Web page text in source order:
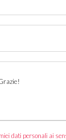
dati personali ai